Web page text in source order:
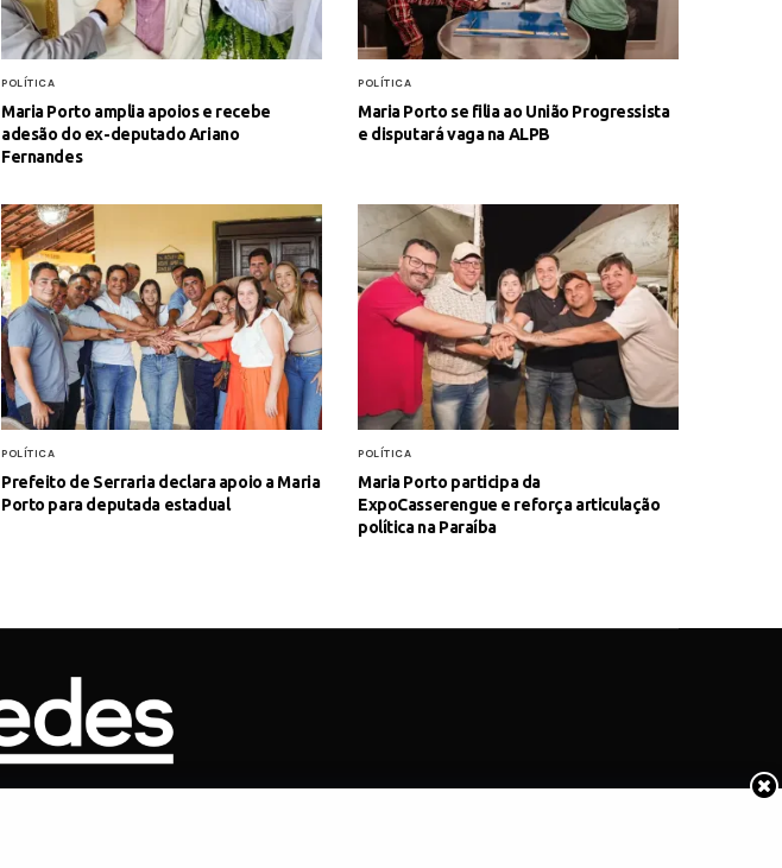
POLÍTICA
Maria Porto amplia apoios e recebe
adesão do ex-deputado Ariano
Fernandes
POLÍTICA
Maria Porto se filia ao União Progressista
e disputará vaga na ALPB
POLÍTICA
Prefeito de Serraria declara apoio a Maria
Porto para deputada estadual
POLÍTICA
Maria Porto participa da
ExpoCasserengue e reforça articulação
política na Paraíba